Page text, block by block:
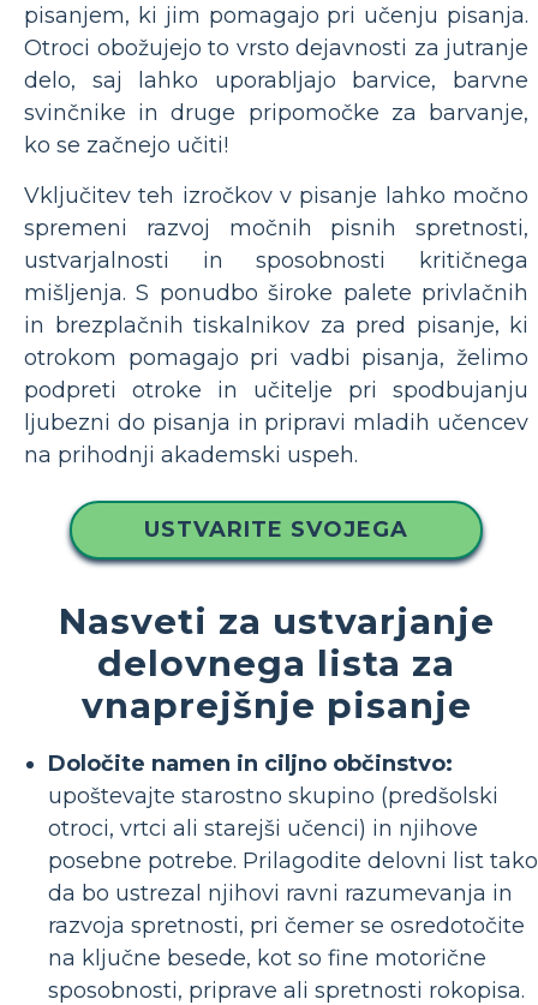
pisanjem, ki jim pomagajo pri učenju pisanja.
Otroci obožujejo to vrsto dejavnosti za jutranje
delo, saj lahko uporabljajo barvice, barvne
svinčnike in druge pripomočke za barvanje,
ko se začnejo učiti!
Vključitev teh izročkov v pisanje lahko močno
spremeni razvoj močnih pisnih spretnosti,
ustvarjalnosti in sposobnosti kritičnega
mišljenja. S ponudbo široke palete privlačnih
in brezplačnih tiskalnikov za pred pisanje, ki
otrokom pomagajo pri vadbi pisanja, želimo
podpreti otroke in učitelje pri spodbujanju
ljubezni do pisanja in pripravi mladih učencev
na prihodnji akademski uspeh.
USTVARITE SVOJEGA
Nasveti za ustvarjanje
delovnega lista za
vnaprejšnje pisanje
Določite namen in ciljno občinstvo:
upoštevajte starostno skupino (predšolski
otroci, vrtci ali starejši učenci) in njihove
posebne potrebe. Prilagodite delovni list
da bo ustrezal njihovi ravni razumevanja in
razvoja spretnosti, pri čemer se osredotočite
na ključne besede, kot so fine motorične
sposobnosti, priprave ali spretnosti rokopisa.